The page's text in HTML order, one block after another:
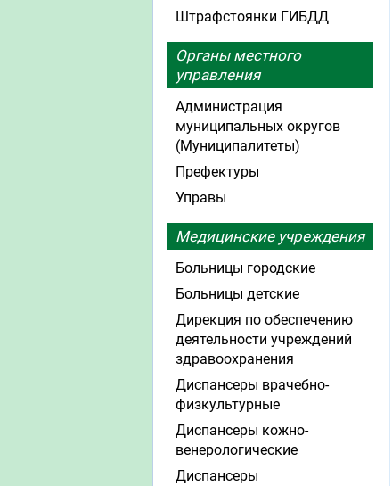
Штрафстоянки ГИБДД
Органы местного
управления
Администрация
муниципальных округов
(Муниципалитеты)
Префектуры
Управы
Медицинские учреждения
Больницы городские
Больницы детские
Дирекция по обеспечению
деятельности учреждений
здравоохранения
Диспансеры врачебно-
физкультурные
Диспансеры кожно-
венерологические
Диспансеры